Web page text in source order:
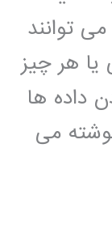
توانند
یا هر چیز
داده ها
می